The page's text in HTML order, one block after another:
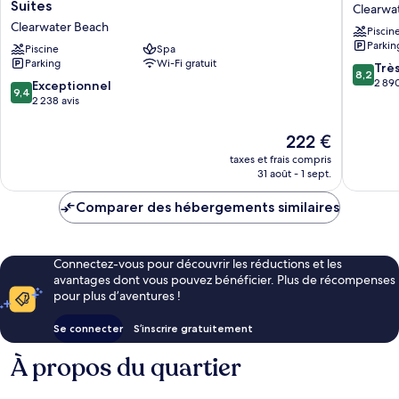
Beach
Resort
and
Suites
Clearwater
Suites
Clearwater Beach
Piscine
Spa
Parking
Wi-Fi gratuit
9.4
sur
9,4 Exceptionnel
2 238 avis
Le
nouveau
prix
de
222 €
taxes et frais compris
31 août - 1 sept.
Beach
Resort
&
Spa
8.2
sur
8,2
2
Comparer des hébergements similaires
Connectez-vous pour découvrir les réductions et les
avantages dont vous pouvez bénéficier. Plus de récompenses
pour plus d’aventures !
Se connecter S’inscrire gratuitement
À propos du quartier